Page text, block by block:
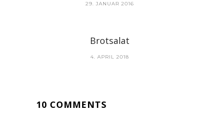
29. JANUAR 2016
Brotsalat
4. APRIL 2018
10 COMMENTS